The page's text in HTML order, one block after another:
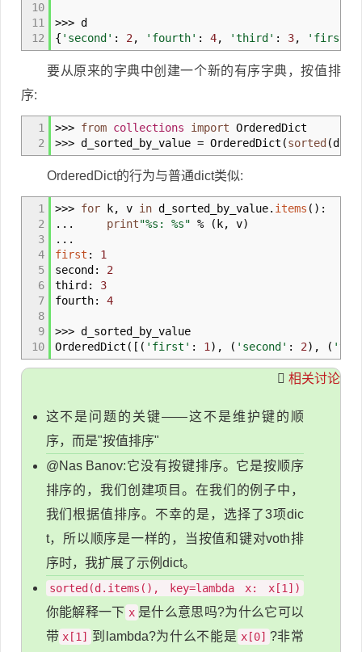
10
11
12
>>> d
{ 'second' : 2 , 'fourth' : 4, 'third' : 3, 'first'
要从原来的字典中创建一个新的有序字典，按值排
序:
1
2
>>> from collections import OrderedDict
>>> d_sorted_by_value = OrderedDict (sorted (d.
OrderedDict的行为与普通dict类似:
1
2
3
4
5
6
7
8
9
10
>>> for k, v in d_sorted_by_value. items ( ) :
... print"%s: %s" % ( k, v)
...
first : 1
second: 2
third: 3
fourth: 4
>>> d_sorted_by_value
OrderedDict ( [ ( 'first' : 1 ) , ( 'second' : 2) , (
相关讨论
这不是问题的关键——这不是维护键的顺
序，而是"按值排序"
@Nas Banov:它没有按键排序。它是按顺序
排序的，我们创建项目。在我们的例子中，
我们根据值排序。不幸的是，选择了3项dic
t，所以顺序是一样的，当按值和键对voth排
序时，我扩展了示例dict。
sorted(d.items(), key=lambda x: x[1])
你能解释一下 x 是什么意思吗?为什么它可以
带 x[1] 到lambda?为什么不能是 x[0] ?非常